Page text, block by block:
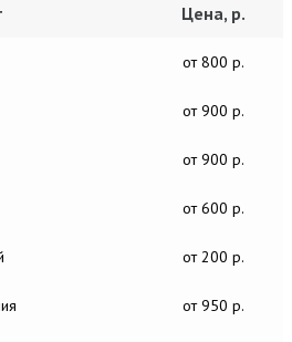
Цена, р.
от 800 р.
от 900 р.
от 900 р.
от 600 р.
от 200 р.
от 950 р.